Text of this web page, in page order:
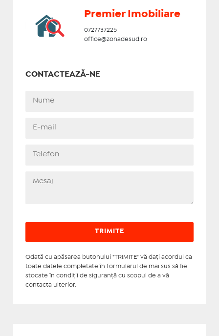
Premier Imobiliare
0727737225
office@zonadesud.ro
CONTACTEAZĂ-NE
Odată cu apăsarea butonului "TRIMITE" vă daţi acordul ca
toate datele completate în formularul de mai sus să fie
stocate în condiţii de siguranţă cu scopul de a vă
contacta ulterior.